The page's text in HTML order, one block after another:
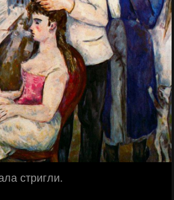
стригли.